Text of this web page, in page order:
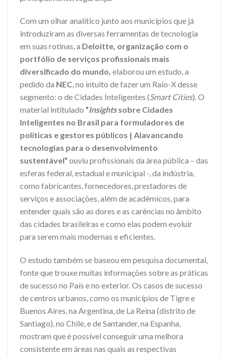
Com um olhar analítico junto aos municípios que já
introduziram as diversas ferramentas de tecnologia
em suas rotinas, a Deloitte, organização com o
portfólio de serviços profissionais mais
diversificado do mundo, elaborou um estudo, a
pedido da NEC, no intuito de fazer um Raio-X desse
segmento: o de Cidades Inteligentes (Smart Cities). O
material intitulado “Insightssobre Cidades
Inteligentes no Brasil para formuladores de
políticas e gestores públicos | Alavancando
tecnologias para o desenvolvimento
sustentável” ouviu profissionais da área pública – das
esferas federal, estadual e municipal -, da indústria,
como fabricantes, fornecedores, prestadores de
serviços e associações, além de acadêmicos, para
entender quais são as dores e as carências no âmbito
das cidades brasileiras e como elas podem evoluir
para serem mais modernas e eficientes.
O estudo também se baseou em pesquisa documental,
fonte que trouxe muitas informações sobre as práticas
de sucesso no País e no exterior. Os casos de sucesso
de centros urbanos, como os municípios de Tigre e
Buenos Aires, na Argentina, de La Reina (distrito de
Santiago), no Chile, e de Santander, na Espanha,
mostram que é possível conseguir uma melhora
consistente em áreas nas quais as respectivas